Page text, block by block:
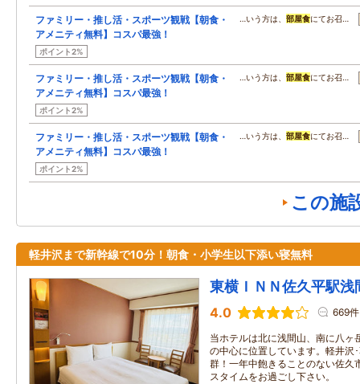
ファミリー・推し活・スポーツ観戦【朝食・
アメニティ無料】コスパ最強！
ポイント2%
…いう方は、 部屋食にてお召…
ファミリー・推し活・スポーツ観戦【朝食・
アメニティ無料】コスパ最強！
ポイント2%
…いう方は、 部屋食にてお召…
ファミリー・推し活・スポーツ観戦【朝食・
アメニティ無料】コスパ最強！
ポイント2%
…いう方は、 部屋食にてお召…
この施
軽井沢まで新幹線で10分！朝食・小学生以下添い寝無料
東横ＩＮＮ佐久平駅浅
4.0 669件
当ホテルは北に浅間山、南に八ヶ
の中心に位置しています。軽井沢
群！一年中飽きることのない佐久
スタイムをお過ごし下さい。